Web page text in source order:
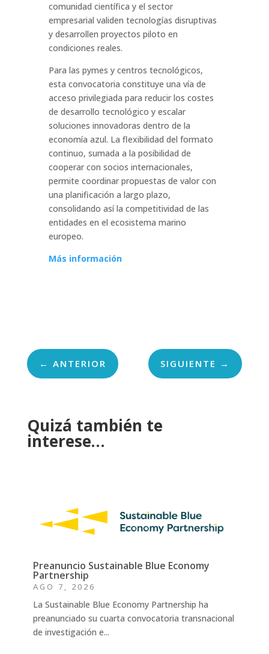
comunidad científica y el sector
empresarial validen tecnologías disruptivas
y desarrollen proyectos piloto en
condiciones reales.
Para las pymes y centros tecnológicos,
esta convocatoria constituye una vía de
acceso privilegiada para reducir los costes
de desarrollo tecnológico y escalar
soluciones innovadoras dentro de la
economía azul. La flexibilidad del formato
continuo, sumada a la posibilidad de
cooperar con socios internacionales,
permite coordinar propuestas de valor con
una planificación a largo plazo,
consolidando así la competitividad de las
entidades en el ecosistema marino
europeo.
Más información
← ANTERIOR SIGUIENTE →
Quizá también te
interese…
Preanuncio Sustainable Blue Economy
Partnership
AGO 7, 2026
La Sustainable Blue Economy Partnership ha
preanunciado su cuarta convocatoria transnacional
de investigación e...